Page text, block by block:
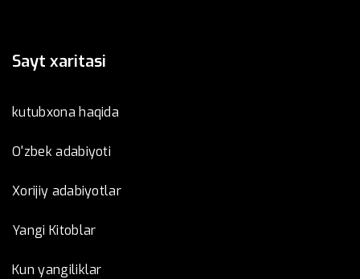
Sayt xaritasi
kutubxona haqida
O'zbek adabiyoti
Xorijiy adabiyotlar
Yangi Kitoblar
Kun yangiliklar